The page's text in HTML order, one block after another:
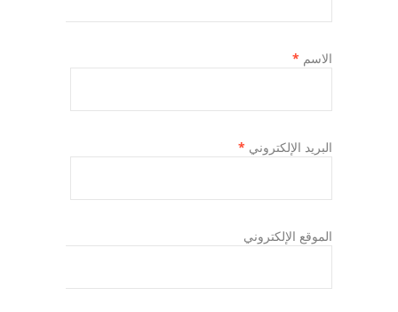
الاسم *
البريد الإلكتروني *
الموقع الإلكتروني